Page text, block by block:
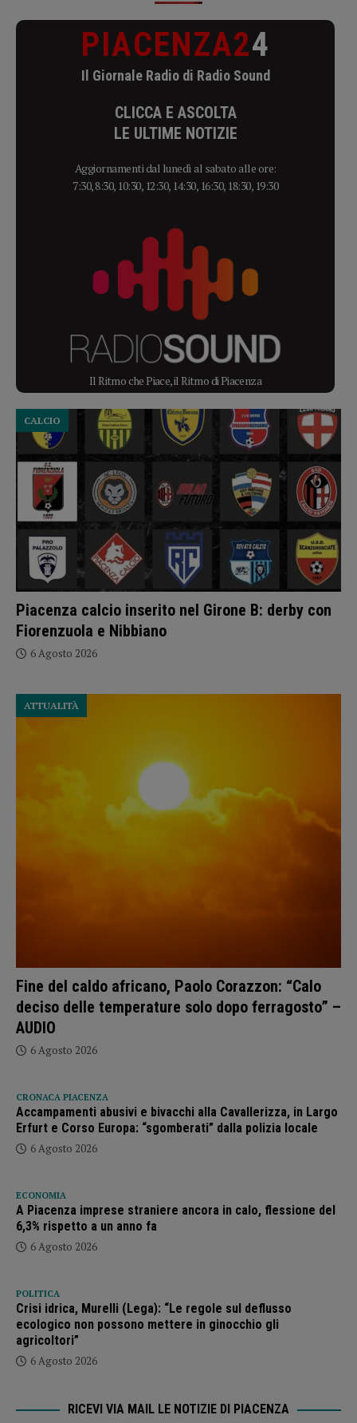
PIACENZA24
Il Giornale Radio di Radio Sound
CLICCA E ASCOLTA
LE ULTIME NOTIZIE
Aggiornamenti dal lunedì al sabato alle ore:
7:30, 8:30, 10:30, 12:30, 14:30, 16:30, 18:30, 19:30
Il Ritmo che Piace, il Ritmo di Piacenza
Piacenza calcio inserito nel Girone B: derby con
Fiorenzuola e Nibbiano
CALCIO
6 Agosto 2026
Fine del caldo africano, Paolo Corazzon: “Calo
deciso delle temperature solo dopo ferragosto” –
AUDIO
ATTUALITÀ
6 Agosto 2026
CRONACA PIACENZA
Accampamenti abusivi e bivacchi alla Cavallerizza, in Largo
Erfurt e Corso Europa: “sgomberati” dalla polizia locale
6 Agosto 2026
ECONOMIA
A Piacenza imprese straniere ancora in calo, flessione del
6,3% rispetto a un anno fa
6 Agosto 2026
POLITICA
Crisi idrica, Murelli (Lega): “Le regole sul deflusso
ecologico non possono mettere in ginocchio gli
agricoltori”
6 Agosto 2026
RICEVI VIA MAIL LE NOTIZIE DI PIACENZA